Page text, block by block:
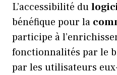
L’accessibilité du
bénéfique pour la
participe à
fonctionnalités par le
par les utilisateurs